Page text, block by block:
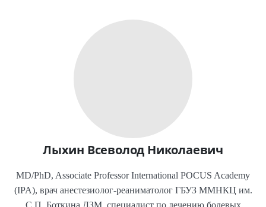
Лыхин Всеволод Николаевич
MD/PhD, Associate Professor International POCUS Academy
(IPA), врач анестезиолог-реаниматолог ГБУЗ ММНКЦ им.